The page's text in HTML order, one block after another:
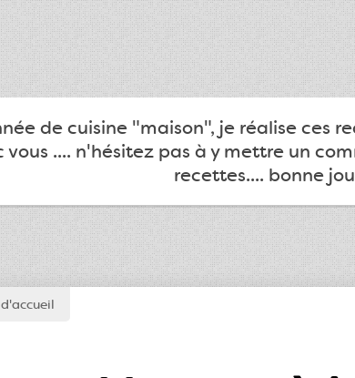
de cuisine "maison", je réalise ces
vous .... n'hésitez pas à y mettre un
recettes.... bonne